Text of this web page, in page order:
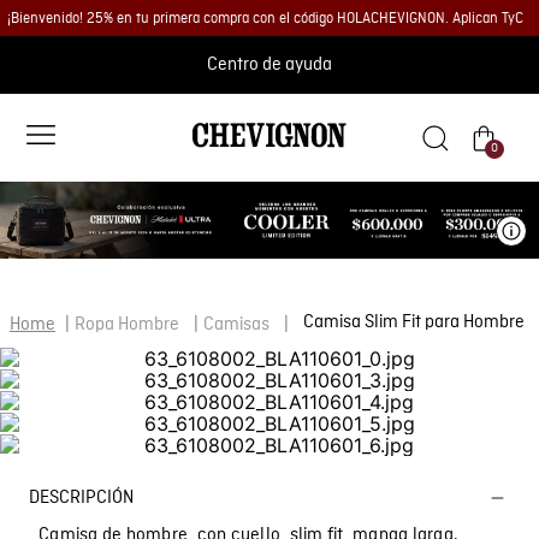
¡Bienvenido! 25% en tu primera compra con el código HOLACHEVIGNON. Aplican TyC
Centro de ayuda
0
Ropa Hombre Camisas Camisa Slim Fit para Hombre
DESCRIPCIÓN